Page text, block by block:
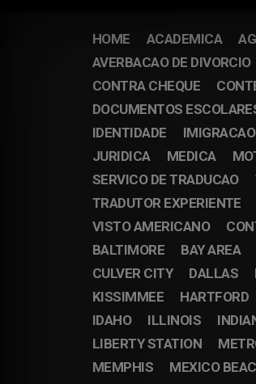
HOME ACADEMICA
AVERBACAO DE DIVORCIO
CONTRA CHEQUE
DOCUMENTOS
IDENTIDADE
IMIGRACAO
JURIDICA
MEDICA
SERVICO DE TRADUCAO
TRADUTOR EXPERIENTE
VISTO AMERICANO
BALTIMORE
BAY AREA
CULVER CITY
DALLAS
KISSIMMEE
HARTFORD
IDAHO
ILLINOIS
LIBERTY STATION
MEMPHIS
MEXICO